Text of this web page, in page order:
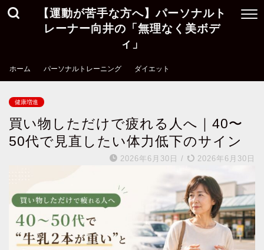
【運動が苦手な方へ】パーソナルト
レーナー向井の「無理なく美ボデ
ィ」
ホーム パーソナルトレーニング ダイエット
健康増進
買い物しただけで疲れる人へ｜40〜
50代で見直したい体力低下のサイン
2026年6月30日 / 2026年6月30日